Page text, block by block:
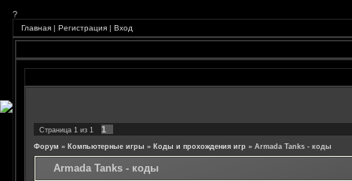
?
Главная | Регистрация | Вход
Страница 1 из 1 1
Форум » Компьютерные игры » Коды и прохождения игр » Armada Tanks - коды
Armada Tanks - коды